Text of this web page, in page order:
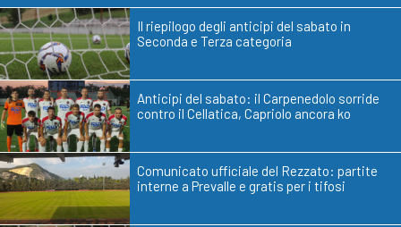
Il riepilogo degli anticipi del sabato in
Seconda e Terza categoria
Anticipi del sabato: il Carpenedolo sorride
contro il Cellatica, Capriolo ancora ko
Comunicato ufficiale del Rezzato: partite
interne a Prevalle e gratis per i tifosi